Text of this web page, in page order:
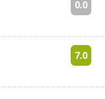
0.0
7.0